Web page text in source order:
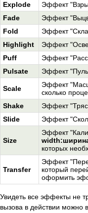
Explode
Эффект
Fade
Эффект
Fold
Эффект
Highlight
Эффект
Puff
Эффект
Pulsate
Эффект
Scale Эффект
сколько
Shake
Эффект
Slide
Эффект
Size
Эффект
которых
Transfer
Эффект
который
оформить
Увидеть все эффекты не
вызова в действии